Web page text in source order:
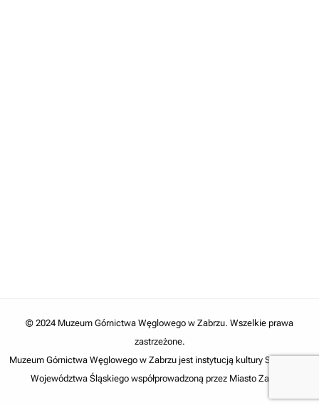
© 2024 Muzeum Górnictwa Węglowego w Zabrzu. Wszelkie prawa
zastrzeżone.
Muzeum Górnictwa Węglowego w Zabrzu jest instytucją kultury Samorządu
Województwa Śląskiego współprowadzoną przez Miasto Zabrze.